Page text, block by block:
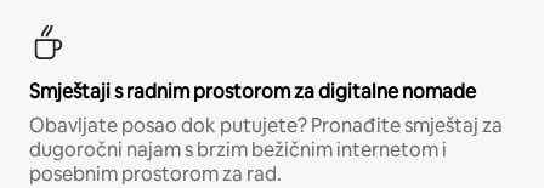
Smještaji s radnim prostorom za digitalne nomade
Obavljate posao dok putujete? Pronađite smještaj za
dugoročni najam s brzim bežičnim internetom i
posebnim prostorom za rad.